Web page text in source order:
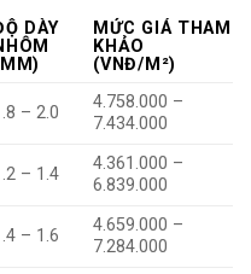
DÀY
MỨC GIÁ THAM
KHẢO
(VNĐ/M²)
– 2.0
4.758.000 –
7.434.000
– 1.4
4.361.000 –
6.839.000
– 1.6
4.659.000 –
7.284.000